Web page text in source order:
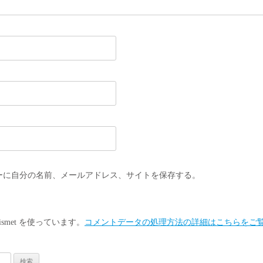
自分の名前、メールアドレス、サイトを保存する。
を使っています。 コメントデータの処理方法の詳細はこちらをご